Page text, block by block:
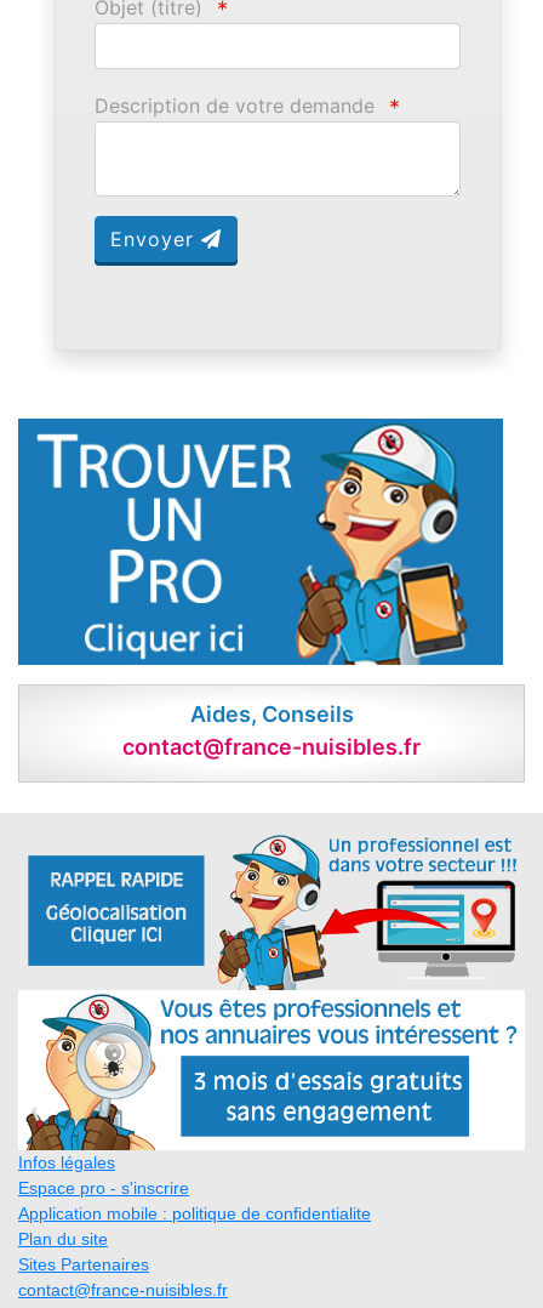
Objet (titre) *
Description de votre demande *
Envoyer
Aides, Conseils
contact@france-nuisibles.fr
Infos légales
Espace pro - s'inscrire
Application mobile : politique de confidentialite
Plan du site
Sites Partenaires
contact@france-nuisibles.fr